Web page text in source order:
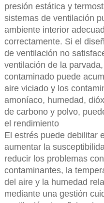
presión estática y
sistemas de ventilación
ambiente interior
correctamente. Si el
de ventilación no
ventilación de la
contaminado puede
aire viciado y los
amoníaco, humedad,
de carbono y polvo,
el rendimiento
El estrés puede debilitar
aumentar la
reducir los problemas
contaminantes, la
del aire y la humedad
mediante una gestión